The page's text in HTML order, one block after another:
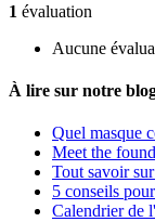
1 évaluation
Aucune
À lire sur notre
Quel masque
Meet the
Tout savoir
5 conseils
Calendrier de